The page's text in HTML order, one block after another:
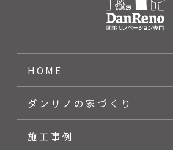
HOME
ダンリノの家づくり
施工事例